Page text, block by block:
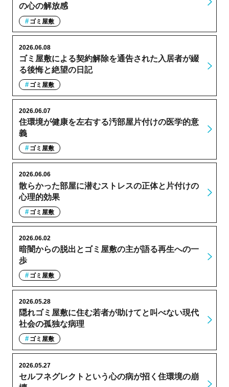
の心の解放感
ゴミ屋敷
ゴミ屋敷による契約解除を通告された入居者が綴
る後悔と絶望の日記
2026.06.08
ゴミ屋敷
住環境が健康を左右する汚部屋片付けの医学的意
義
2026.06.07
ゴミ屋敷
散らかった部屋に潜むストレスの正体と片付けの
心理的効果
2026.06.06
ゴミ屋敷
暗闇からの脱出とゴミ屋敷の主が語る再生への一
歩
2026.06.02
ゴミ屋敷
隠れゴミ屋敷に住む若者が助けてと叫べない現代
社会の孤独な病理
2026.05.28
ゴミ屋敷
セルフネグレクトという心の病が招く住環境の崩
2026.05.27